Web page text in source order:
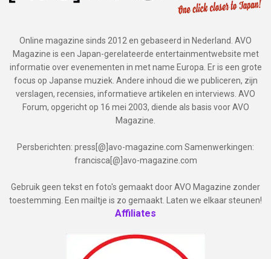
Online magazine sinds 2012 en gebaseerd in Nederland. AVO
Magazine is een Japan-gerelateerde entertainmentwebsite met
informatie over evenementen in met name Europa. Er is een grote
focus op Japanse muziek. Andere inhoud die we publiceren, zijn
verslagen, recensies, informatieve artikelen en interviews. AVO
Forum, opgericht op 16 mei 2003, diende als basis voor AVO
Magazine.
Persberichten: press[@]avo-magazine.com Samenwerkingen:
francisca[@]avo-magazine.com
Gebruik geen tekst en foto's gemaakt door AVO Magazine zonder
toestemming. Een mailtje is zo gemaakt. Laten we elkaar steunen!
Affiliates